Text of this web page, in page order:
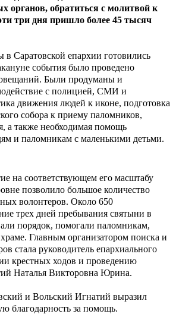
органов, обратиться с молитвой к
три дня пришло более 45 тысяч
Саратовской епархии готовились
события было проведено
Были продуманы и
с полицией, СМИ и
движения людей к иконе, подготовка
собора к приему паломников,
а также необходимая помощь
и паломникам с маленькими детьми.
на соответствующем его масштабу
позволило большое количество
волонтеров. Около 650
трех дней пребывания святыни в
порядок, помогали паломникам,
Главным организатором поиска и
стала руководитель епархиального
крестных ходов и проведению
Наталья Викторовна Юрина.
и Вольский Игнатий выразил
благодарность за помощь.